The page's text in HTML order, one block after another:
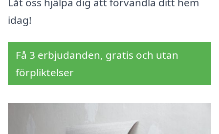
idag!
Få 3 erbjudanden, gratis och utan
förpliktelser